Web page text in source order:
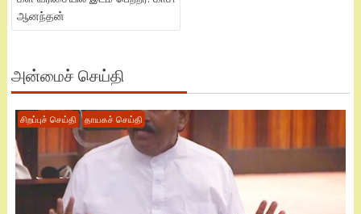
ஆனந்தன்
அன்மைச் செய்தி
சிறப்புச் செய்தி தாயகச் செய்தி